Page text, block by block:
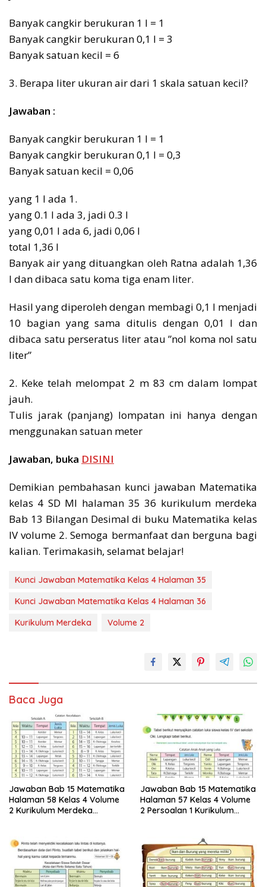
Banyak cangkir berukuran 1 l = 1
Banyak cangkir berukuran 0,1 l = 3
Banyak satuan kecil = 6
3. Berapa liter ukuran air dari 1 skala satuan kecil?
Jawaban :
Banyak cangkir berukuran 1 l = 1
Banyak cangkir berukuran 0,1 l = 0,3
Banyak satuan kecil = 0,06
yang 1 l ada 1.
yang 0.1 l ada 3, jadi 0.3 l
yang 0,01 l ada 6, jadi 0,06 l
total 1,36 l
Banyak air yang dituangkan oleh Ratna adalah 1,36
l dan dibaca satu koma tiga enam liter.
Hasil yang diperoleh dengan membagi 0,1 l menjadi
10 bagian yang sama ditulis dengan 0,01 l dan
dibaca satu perseratus liter atau ”nol koma nol satu
liter”
2. Keke telah melompat 2 m 83 cm dalam lompat
jauh.
Tulis jarak (panjang) lompatan ini hanya dengan
menggunakan satuan meter
Jawaban, buka DISINI
Demikian pembahasan kunci jawaban Matematika
kelas 4 SD MI halaman 35 36 kurikulum merdeka
Bab 13 Bilangan Desimal di buku Matematika kelas
IV volume 2. Semoga bermanfaat dan berguna bagi
kalian. Terimakasih, selamat belajar!
Kunci Jawaban Matematika Kelas 4 Halaman 35
Kunci Jawaban Matematika Kelas 4 Halaman 36
Kurikulum Merdeka
Volume 2
Baca Juga
Jawaban Bab 15 Matematika
Halaman 58 Kelas 4 Volume
2 Kurikulum Merdeka
Jawaban Bab 15 Matematika
Halaman 57 Kelas 4 Volume
2 Persoalan 1 Kurikulum